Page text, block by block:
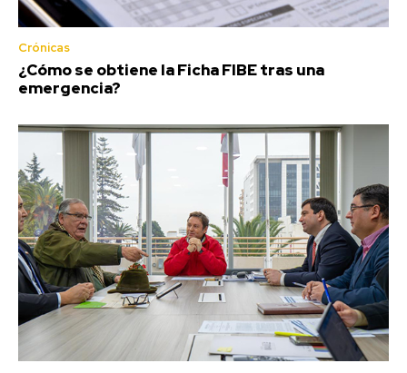
Crónicas
¿Cómo se obtiene la Ficha FIBE tras una
emergencia?